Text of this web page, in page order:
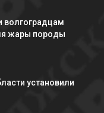
волгоградцам
жары породы
установили